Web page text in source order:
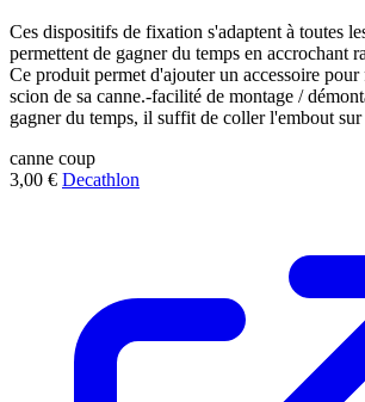
Ces dispositifs de fixation s'adaptent à toutes
permettent de gagner du temps en accrochant
Ce produit permet d'ajouter un accessoire
scion de sa canne.-facilité de montage /
gagner du temps, il suffit de coller l'embout
canne coup
3,00 € Decathlon